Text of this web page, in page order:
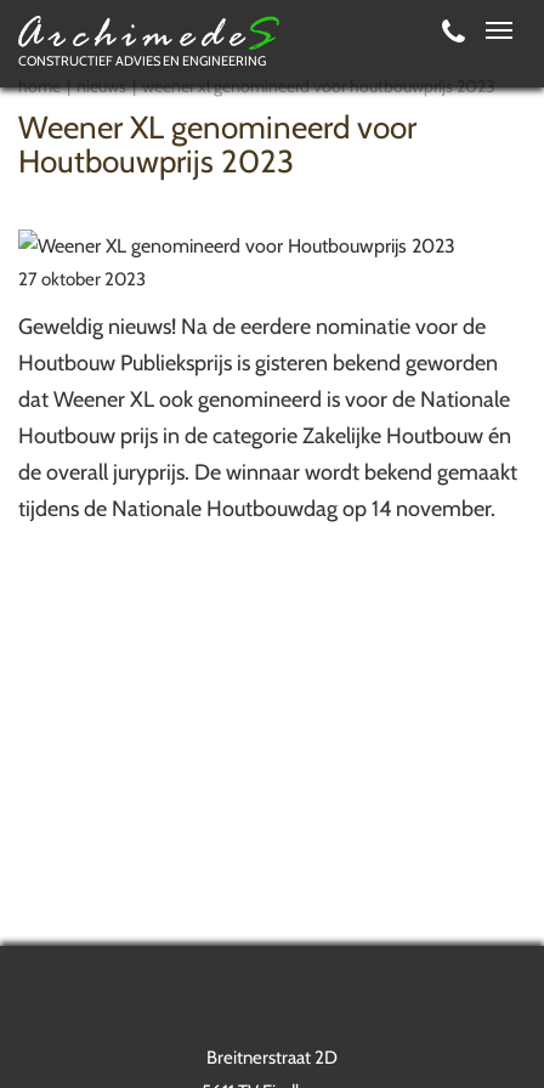
CONSTRUCTIEF ADVIES EN ENGINEERING
home nieuws weener xl genomineerd voor houtbouwprijs 2023
Weener XL genomineerd voor
Houtbouwprijs 2023
27 oktober 2023
Geweldig nieuws! Na de eerdere nominatie voor de
Houtbouw Publieksprijs is gisteren bekend geworden
dat Weener XL ook genomineerd is voor de Nationale
Houtbouw prijs in de categorie Zakelijke Houtbouw én
de overall juryprijs. De winnaar wordt bekend gemaakt
tijdens de Nationale Houtbouwdag op 14 november.
Breitnerstraat 2D